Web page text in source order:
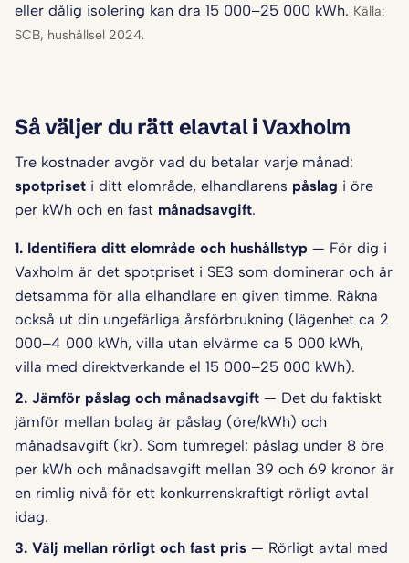
eller dålig isolering kan dra 15 000–25 000 kWh. Källa:
SCB, hushållsel 2024.
Så väljer du rätt elavtal i Vaxholm
Tre kostnader avgör vad du betalar varje månad:
spotpriset i ditt elområde, elhandlarens påslag i öre
per kWh och en fast månadsavgift.
1. Identifiera ditt elområde och hushålls­typ — För dig i
Vaxholm är det spotpriset i SE3 som dominerar och är
detsamma för alla elhandlare en given timme. Räkna
också ut din ungefärliga årsförbrukning (lägenhet ca 2
000–4 000 kWh, villa utan elvärme ca 5 000 kWh,
villa med direktverkande el 15 000–25 000 kWh).
2. Jämför påslag och månadsavgift — Det du faktiskt
jämför mellan bolag är påslag (öre/kWh) och
månadsavgift (kr). Som tumregel: påslag under 8 öre
per kWh och månadsavgift mellan 39 och 69 kronor är
en rimlig nivå för ett konkurrenskraftigt rörligt avtal
idag.
3. Välj mellan rörligt och fast pris — Rörligt avtal med